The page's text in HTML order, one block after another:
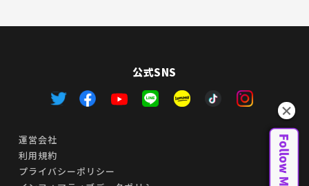
公式SNS
運営会社
利用規約
プライバシーポリシー